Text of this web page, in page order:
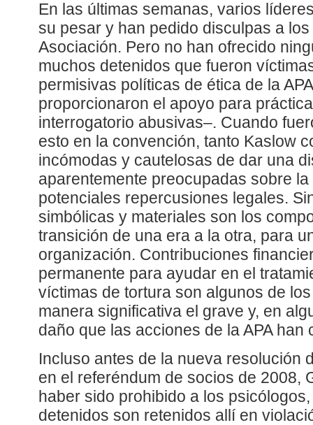
En las últimas semanas, varios
su pesar y han pedido disculpas a
Asociación. Pero no han ofrecido
muchos detenidos que fueron
permisivas políticas de ética de la
proporcionaron el apoyo para
interrogatorio abusivas–. Cuando
esto en la convención, tanto Kaslow
incómodas y cautelosas de dar una
aparentemente preocupadas sobre
potenciales repercusiones legales.
simbólicas y materiales son los
transición de una era a la otra, para
organización. Contribuciones
permanente para ayudar en el
víctimas de tortura son algunos de
manera significativa el grave y, en
daño que las acciones de la APA han
Incluso antes de la nueva resolución
en el referéndum de socios de 2008,
haber sido prohibido a los
detenidos son retenidos allí en